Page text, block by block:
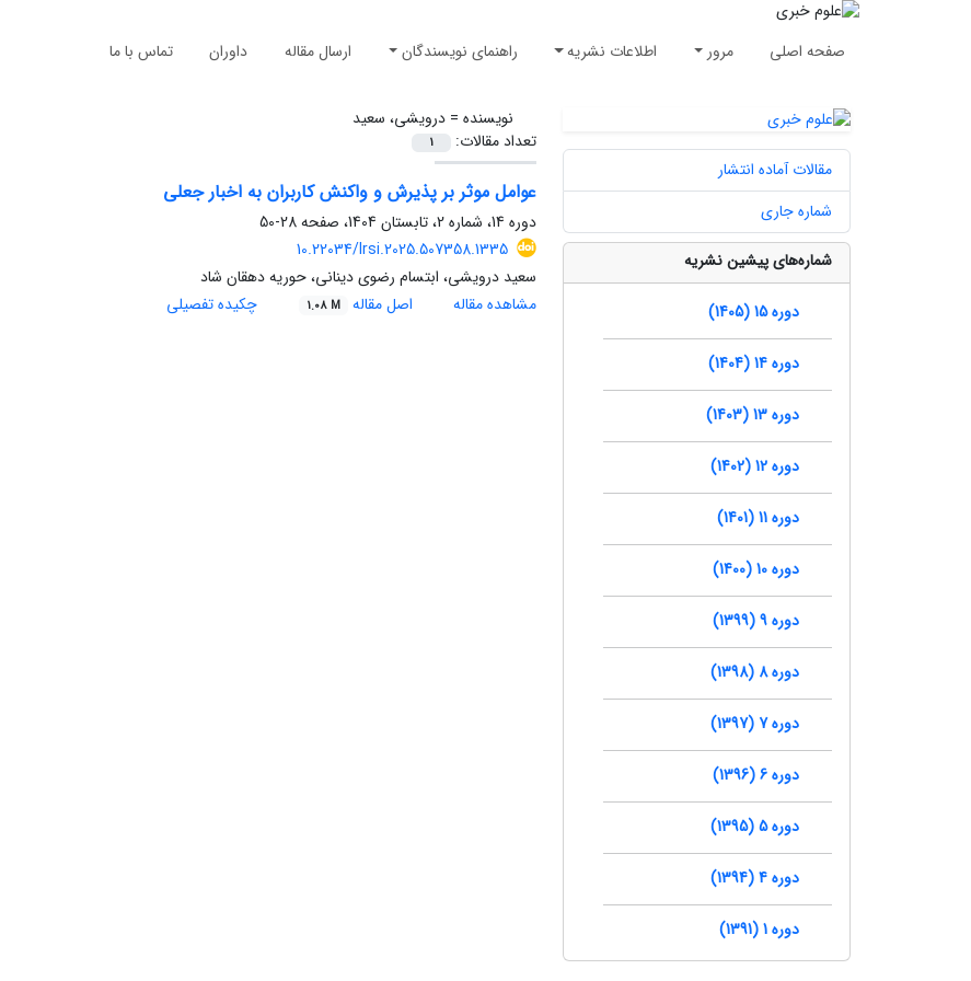
صفحه اصلی مرور اطلاعات نشریه راهنمای نویسندگان ارسال مقاله داوران تماس با ما
نویسنده =درویشی، سعید
تعداد مقالات:
1
عوامل موثر بر پذیرش و واکنش کاربران به اخبار جعلی
دوره 14، شماره 2، تابستان 1404، صفحه
28-50
10.22034/lrsi.2025.507358.1335
سعید درویشی، ابتسام رضوی دینانی، حوریه دهقان شاد
مشاهده مقاله
اصل مقاله 1.08 M چکیده تفصیلی
مقالات آماده انتشار
شماره جاری
شماره‌های پیشین نشریه
دوره 15 (1405)
دوره 14 (1404)
دوره 13 (1403)
دوره 12 (1402)
دوره 11 (1401)
دوره 10 (1400)
دوره 9 (1399)
دوره 8 (1398)
دوره 7 (1397)
دوره 6 (1396)
دوره 5 (1395)
دوره 4 (1394)
دوره 1 (1391)